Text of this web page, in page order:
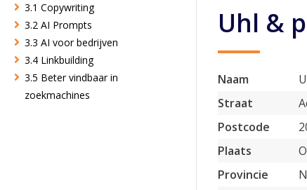
3.1 Copywriting
3.2 AI Prompts
3.3 AI voor bedrijven
3.4 Linkbuilding
3.5 Beter vindbaar in
zoekmachines
Uhl &
Naam
Straat
Postcode
Plaats
Provincie